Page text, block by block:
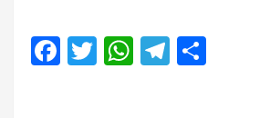
Facebook
Twitter
WhatsApp
Telegram